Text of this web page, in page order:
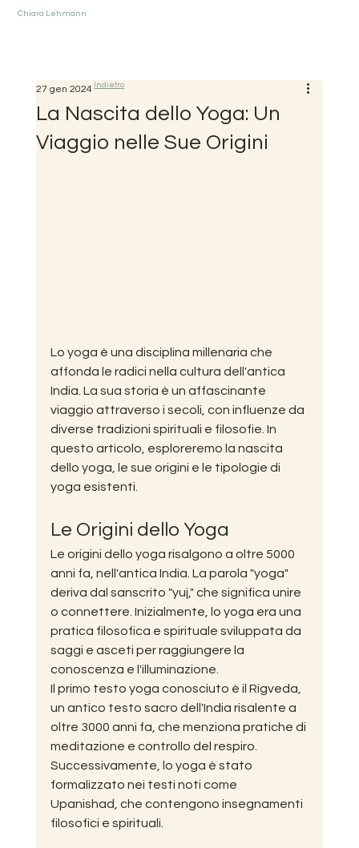
Chiara Lehmann
La Nascita dello Yoga: Un
Viaggio nelle Sue Origini
27 gen 2024
Lo yoga è una disciplina millenaria che
affonda le radici nella cultura dell'antica
India. La sua storia è un affascinante
viaggio attraverso i secoli, con influenze da
diverse tradizioni spirituali e filosofie. In
questo articolo, esploreremo la nascita
dello yoga, le sue origini e le tipologie di
yoga esistenti.
Le Origini dello Yoga
Le origini dello yoga risalgono a oltre 5000
anni fa, nell'antica India. La parola "yoga"
deriva dal sanscrito "yuj," che significa unire
o connettere. Inizialmente, lo yoga era una
pratica filosofica e spirituale sviluppata da
saggi e asceti per raggiungere la
conoscenza e l'illuminazione.
Il primo testo yoga conosciuto è il Rigveda,
un antico testo sacro dell'India risalente a
oltre 3000 anni fa, che menziona pratiche di
meditazione e controllo del respiro.
Successivamente, lo yoga è stato
formalizzato nei testi noti come
Upanishad, che contengono insegnamenti
filosofici e spirituali.
Indietro